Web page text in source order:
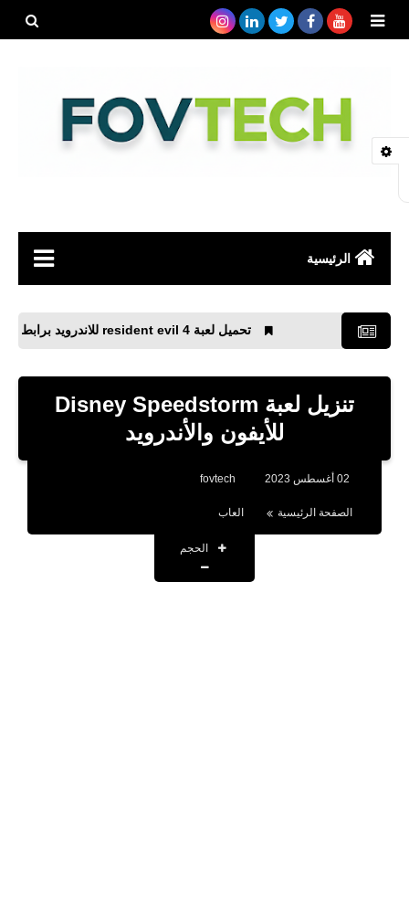
الرئيسية
مواقع
بلوجر
برامج كمبيوتر
تحميل لعبة resident evil 4 للاندرويد برابط مباشر
تنزيل لعبة Disney Speedstorm
للأيفون والأندرويد
fovtech
الصفحة الرئيسية العاب
الحجم